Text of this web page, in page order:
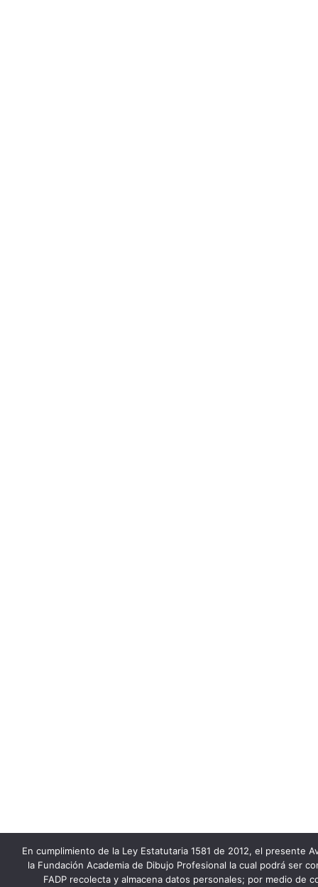
En cumplimiento de la Ley Estatutaria 1581 de 2012, el presente
la Fundación Academia de Dibujo Profesional la cual podrá ser
FADP recolecta y almacena datos personales; por medio